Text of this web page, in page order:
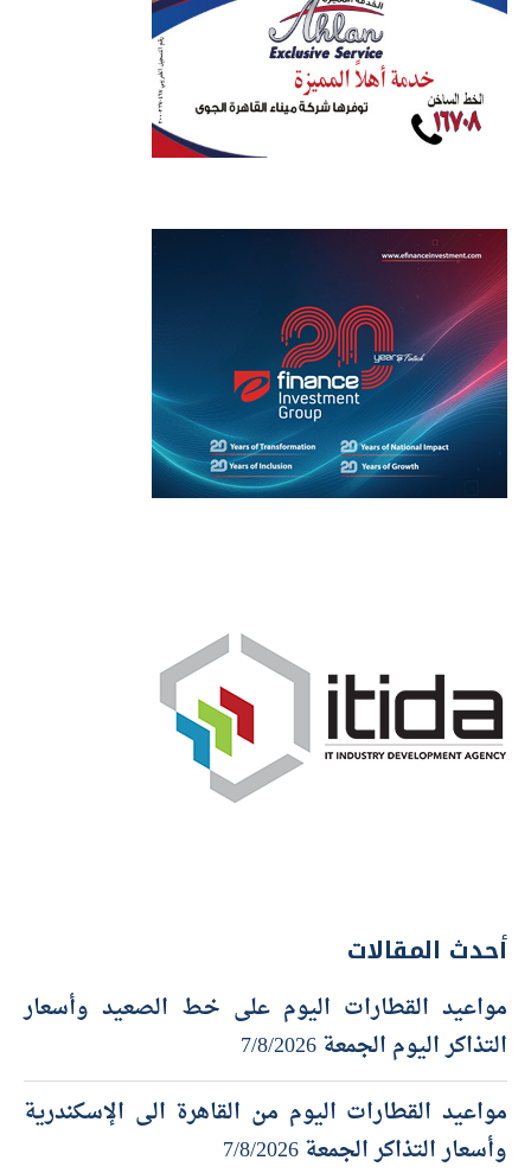
أحدث المقالات
مواعيد القطارات اليوم على خط الصعيد وأسعار
التذاكر اليوم الجمعة 7/8/2026
مواعيد القطارات اليوم من القاهرة الى الإسكندرية
وأسعار التذاكر الجمعة 7/8/2026